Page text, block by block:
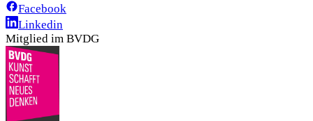
Facebook
Linkedin
Mitglied im BVDG